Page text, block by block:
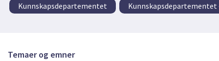
Kunnskapsdepartementet
Temaer og emner